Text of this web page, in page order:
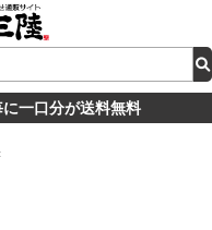
一口分が送料無料